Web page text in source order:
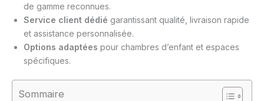
de gamme reconnues.
Service client dédié garantissant qualité, livraison rapide
et assistance personnalisée.
Options adaptées pour chambres d’enfant et espaces
spécifiques.
Sommaire